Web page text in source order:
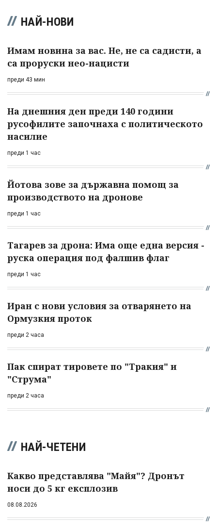
НАЙ-НОВИ
Имам новина за вас. Не, не са садисти, а
са проруски нео-нацисти
преди 43 мин
На днешния ден преди 140 години
русофилите започнаха с политическото
насилие
преди 1 час
Йотова зове за държавна помощ за
производството на дронове
преди 1 час
Тагарев за дрона: Има още една версия -
руска операция под фалшив флаг
преди 1 час
Иран с нови условия за отварянето на
Ормузкия проток
преди 2 часа
Пак спират тировете по "Тракия" и
"Струма"
преди 2 часа
НАЙ-ЧЕТЕНИ
Какво представлява "Майя"? Дронът
носи до 5 кг експлозив
08.08.2026